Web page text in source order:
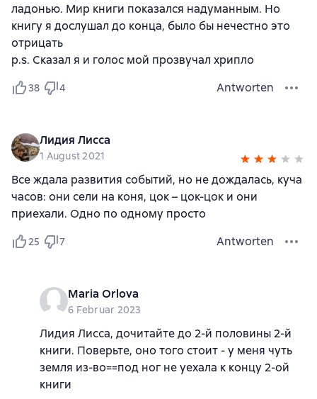
ладонью. Мир книги показался надуманным. Но
книгу я дослушал до конца, было бы нечестно это
отрицать
p.s. Сказал я и голос мой прозвучал хрипло
38 4 Antworten
Лидия Лисса
1 August 2021
Все ждала развития событий, но не дождалась, куча
часов: они сели на коня, цок – цок-цок и они
приехали. Одно по одному просто
25 7 Antworten
Maria Orlova
6 Februar 2023
Лидия Лисса, дочитайте до 2-й половины 2-й
книги. Поверьте, оно того стоит - у меня чуть
земля из-во==под ног не уехала к концу 2-ой
книги